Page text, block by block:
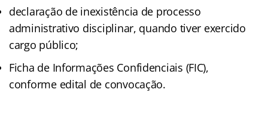
declaração de inexistência de processo
administrativo disciplinar, quando tiver exercido
cargo público;
Ficha de Informações Confidenciais (FIC),
conforme edital de convocação.